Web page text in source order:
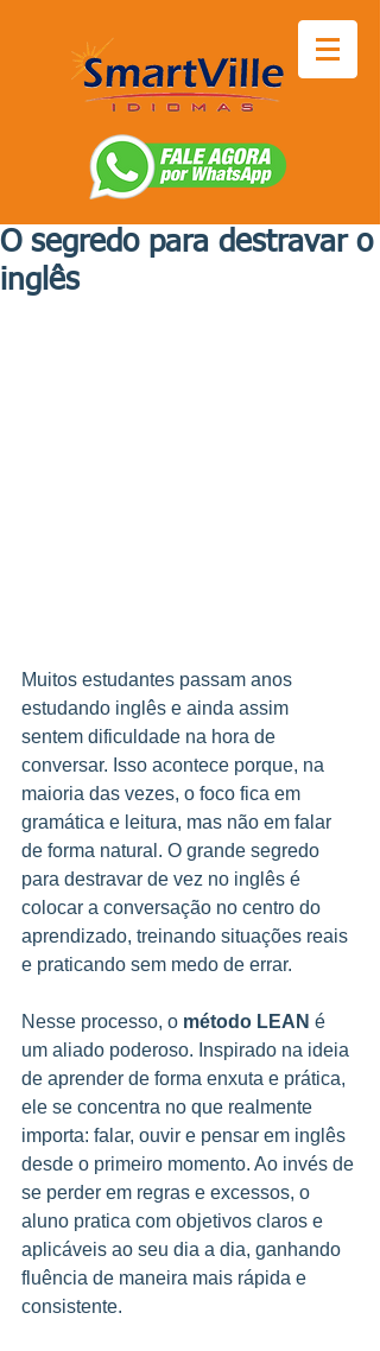
O segredo para destravar o
inglês
Muitos estudantes passam anos
estudando inglês e ainda assim
sentem dificuldade na hora de
conversar. Isso acontece porque, na
maioria das vezes, o foco fica em
gramática e leitura, mas não em falar
de forma natural. O grande segredo
para destravar de vez no inglês é
colocar a conversação no centro do
aprendizado, treinando situações reais
e praticando sem medo de errar.
Nesse processo, o método LEAN é
um aliado poderoso. Inspirado na ideia
de aprender de forma enxuta e prática,
ele se concentra no que realmente
importa: falar, ouvir e pensar em inglês
desde o primeiro momento. Ao invés de
se perder em regras e excessos, o
aluno pratica com objetivos claros e
aplicáveis ao seu dia a dia, ganhando
fluência de maneira mais rápida e
consistente.